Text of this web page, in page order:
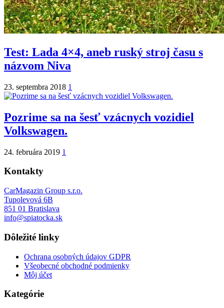
Test: Lada 4×4, aneb ruský stroj času s
názvom Niva
23. septembra 2018 1
Pozrime sa na šesť vzácnych vozidiel
Volkswagen.
24. februára 2019 1
Kontakty
CarMagazin Group s.r.o.
Tupolevová 6B
851 01 Bratislava
info@spiatocka.sk
Dôležité linky
Ochrana osobných údajov GDPR
Všeobecné obchodné podmienky
Môj účet
Kategórie